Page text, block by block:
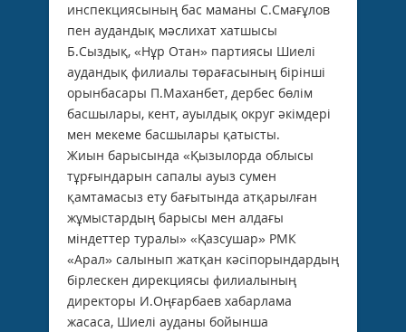
инспекциясының бас маманы С.Смағұлов
пен аудандық мәслихат хатшысы
Б.Сыздық, «Нұр Отан» партиясы Шиелі
аудандық филиалы төрағасының бірінші
орынбасары П.Маханбет, дербес бөлім
басшылары, кент, ауылдық округ әкімдері
мен мекеме басшылары қатысты.
Жиын барысында «Қызылорда облысы
тұрғындарын сапалы ауыз сумен
қамтамасыз ету бағытында атқарылған
жұмыстардың барысы мен алдағы
міндеттер туралы» «Қазсушар» РМК
«Арал» салынып жатқан кәсіпорындардың
бірлескен дирекциясы филиалының
директоры И.Оңғарбаев хабарлама
жасаса, Шиелі ауданы бойынша